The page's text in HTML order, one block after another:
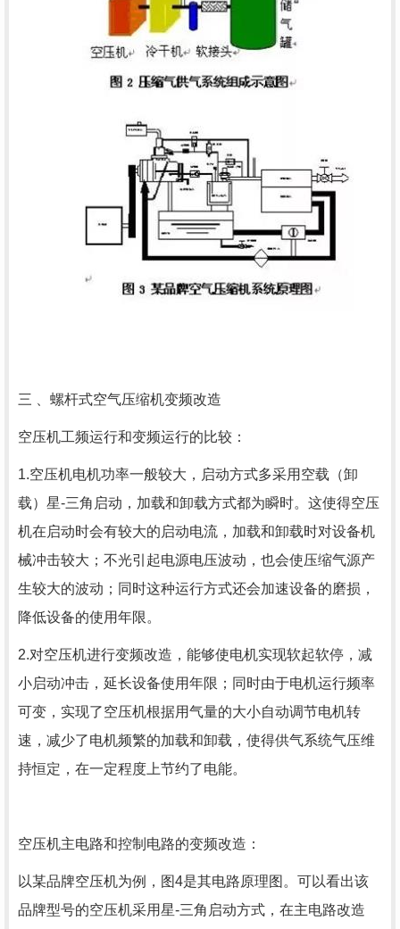
三 、螺杆式空气压缩机变频改造
空压机工频运行和变频运行的比较：
1.空压机电机功率一般较大，启动方式多采用空载（卸
载）星-三角启动，加载和卸载方式都为瞬时。这使得空压
机在启动时会有较大的启动电流，加载和卸载时对设备机
械冲击较大；不光引起电源电压波动，也会使压缩气源产
生较大的波动；同时这种运行方式还会加速设备的磨损，
降低设备的使用年限。
2.对空压机进行变频改造，能够使电机实现软起软停，减
小启动冲击，延长设备使用年限；同时由于电机运行频率
可变，实现了空压机根据用气量的大小自动调节电机转
速，减少了电机频繁的加载和卸载，使得供气系统气压维
持恒定，在一定程度上节约了电能。
空压机主电路和控制电路的变频改造：
以某品牌空压机为例，图4是其电路原理图。可以看出该
品牌型号的空压机采用星-三角启动方式，在主电路改造